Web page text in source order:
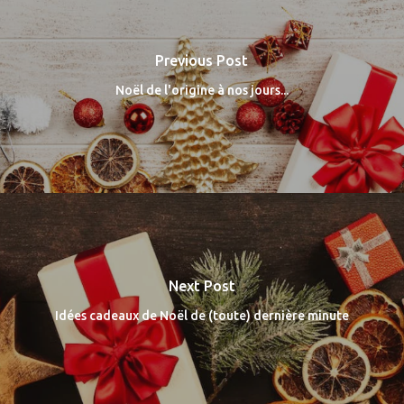
Previous Post
Noël de l'origine à nos jours...
Next Post
Idées cadeaux de Noël de (toute) dernière minute